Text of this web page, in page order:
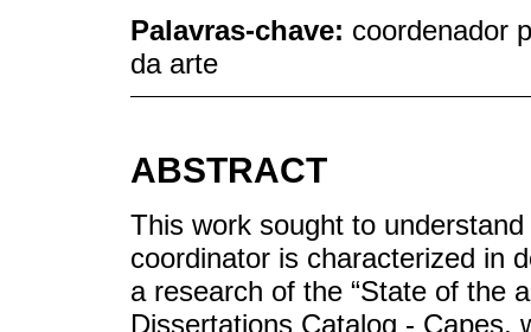
Palavras-chave: coordenador
da arte
ABSTRACT
This work sought to
coordinator is characterized in
a research of the “State of the
Dissertations Catalog - Capes,